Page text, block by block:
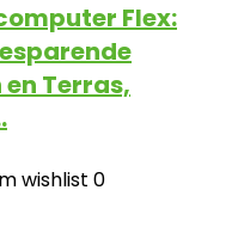
Flex:
Terras,
wishlist 0